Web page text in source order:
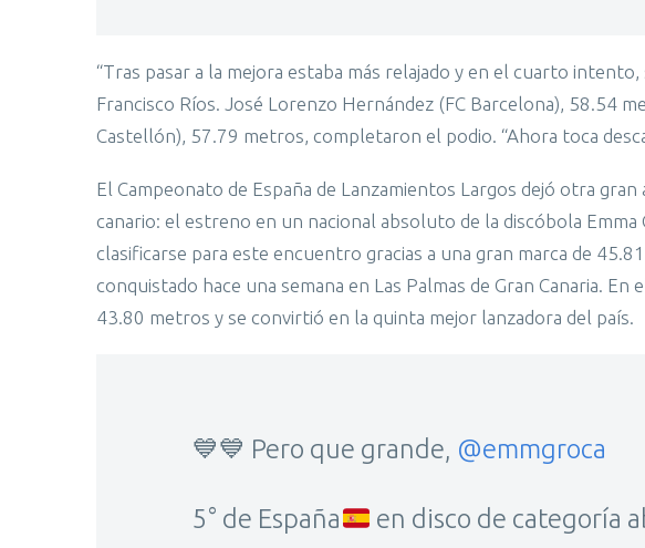
“Tras pasar a la mejora estaba más relajado y en el cuarto
Francisco Ríos. José Lorenzo Hernández (FC Barcelona), 58.54
Castellón), 57.79 metros, completaron el podio. “Ahora toca
El Campeonato de España de Lanzamientos Largos dejó otra
canario: el estreno en un nacional absoluto de la discóbola
clasificarse para este encuentro gracias a una gran marca de
conquistado hace una semana en Las Palmas de Gran Canaria.
43.80 metros y se convirtió en la quinta mejor lanzadora del país.
💙💙 Pero que grande, @emmgroca
5° de España en disco de categoría